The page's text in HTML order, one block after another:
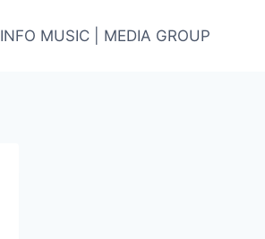
INFO MUSIC | MEDIA GROUP